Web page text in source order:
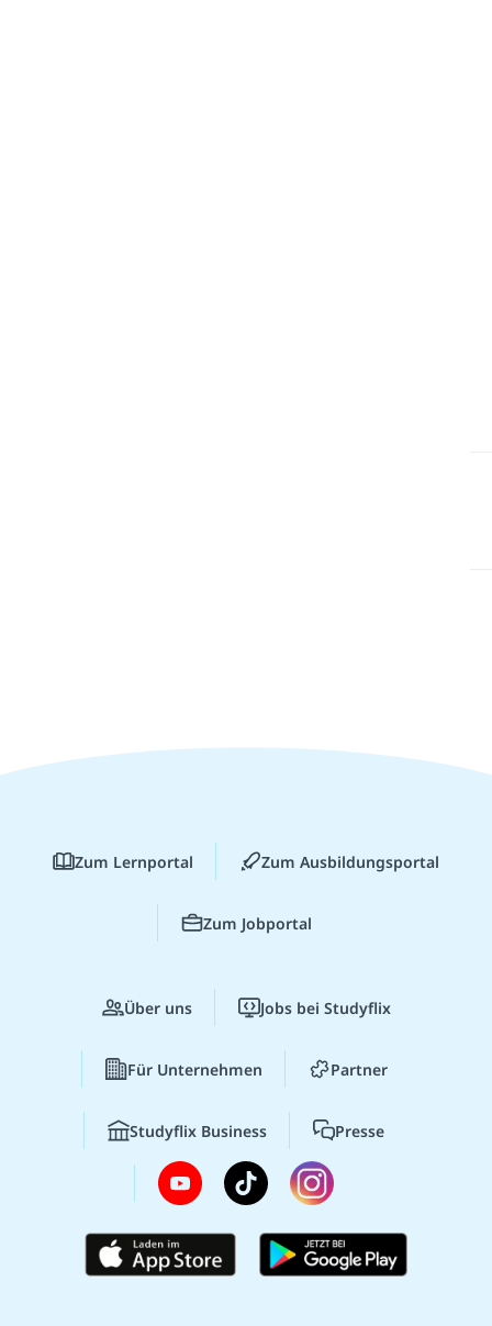
Zum Lernportal Zum Ausbildungsportal
Zum Jobportal
Über uns Jobs bei Studyflix
Für Unternehmen Partner
Studyflix Business Presse